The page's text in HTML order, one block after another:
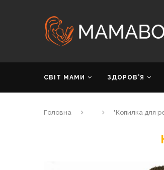
СВІТ МАМИ ЗДОРОВ’Я
Головна "Копилка для